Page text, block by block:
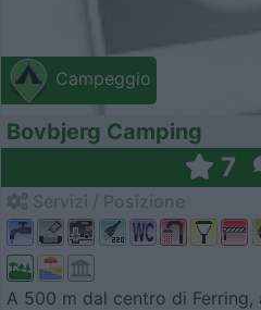
Campeggio
Bovbjerg Camping
7
A 500 m dal centro di